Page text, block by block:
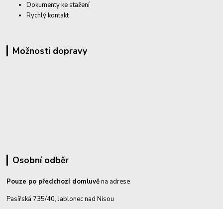
Dokumenty ke stažení
Rychlý kontakt
Možnosti dopravy
Osobní odběr
Pouze po předchozí domluvěna adrese
Pasířská 735/40, Jablonec nad Nisou